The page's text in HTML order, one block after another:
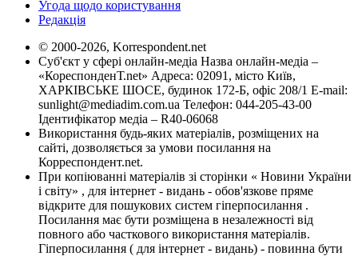
Угода щодо користування
Редакція
© 2000-2026, Korrespondent.net
Суб'єкт у сфері онлайн-медіа Назва онлайн-медіа –
«КореспонденТ.net» Адреса: 02091, місто Київ,
ХАРКІВСЬКЕ ШОСЕ, будинок 172-Б, офіс 208/1 E-mail:
sunlight@mediadim.com.ua Телефон: 044-205-43-00
Ідентифікатор медіа – R40-06068
Використання будь-яких матеріалів, розміщених на
сайті, дозволяється за умови посилання на
Корреспондент.net.
При копіюванні матеріалів зі сторінки « Новини України
і світу» , для інтернет - видань - обов'язкове пряме
відкрите для пошукових систем гіперпосилання .
Посилання має бути розміщена в незалежності від
повного або часткового використання матеріалів.
Гіперпосилання ( для інтернет - видань) - повинна бути